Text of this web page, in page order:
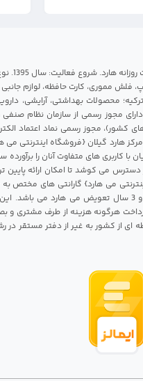
مرکز هارد
فلش مموری، کارت حافظه، لوازم جانبی
محصولات بهداشتی، آرایشی،
مجوز رسمی از سازمان نظام صنفی
کشور)، مجوز رسمی نماد اعتماد
هارد گیلان {فروشگاه اینترنتی می
با کاربری های متفاوت آنان را
دسترس می کوشد تا امکان ارائه
می هارد} گارانتی های مختص به
شامل 1 سال تعویض می هارد، 2 سال تعویض می هارد و 3 سال
هرگونه هزینه از طرف مشتری و
ای از کشور به غیر از دفتر مستقر